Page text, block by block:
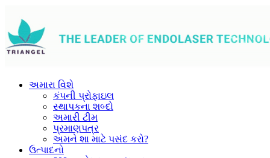
અમારા વિશે
કંપની પ્રોફાઇલ
સ્થાપકના શબ્દો
અમારી ટીમ
પ્રમાણપત્ર
અમને શા માટે પસંદ કરો?
ઉત્પાદનો